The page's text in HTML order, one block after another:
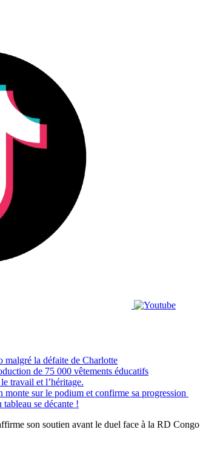
la défaite de Charlotte
de 75 000 vêtements éducatifs
travail et l’héritage.
sur le podium et confirme sa progression
se décante !
son soutien avant le duel face à la RD Congo